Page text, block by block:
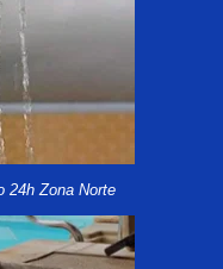
24h Zona Norte